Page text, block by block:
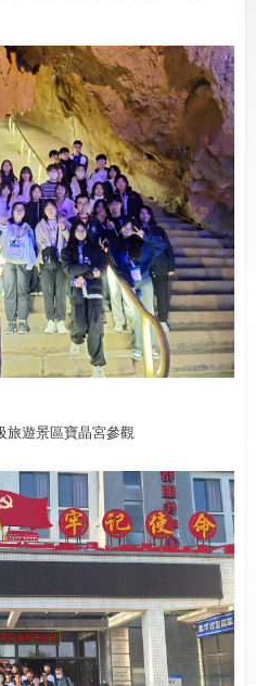
旅遊景區寶晶宮參觀